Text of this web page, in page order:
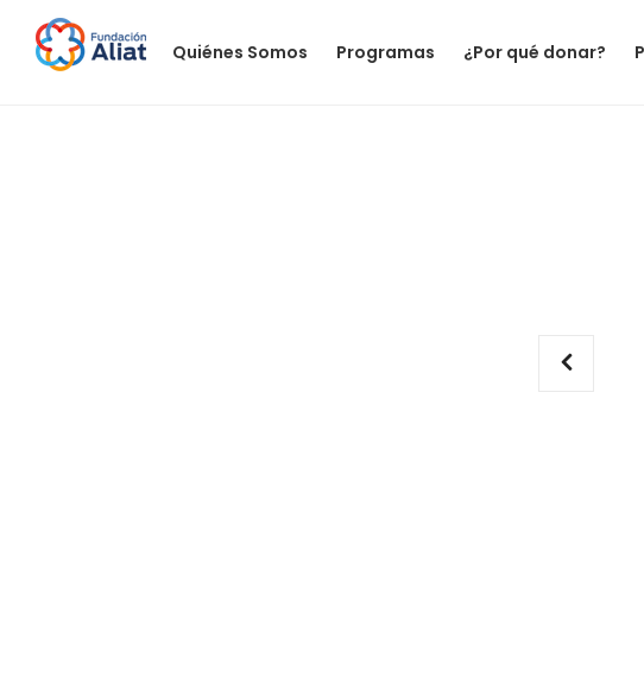
Quiénes Somos Programas ¿Por qué donar?